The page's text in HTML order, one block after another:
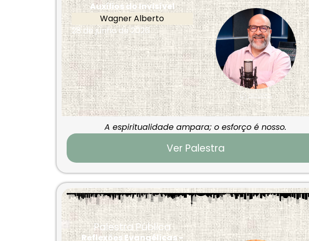
Auxílios do Invisível
Wagner Alberto
28 de junho de 2026
A espiritualidade ampara; o esforço é nosso.
Ver Palestra
Palestra Pública
Reflexões Evangélicas -